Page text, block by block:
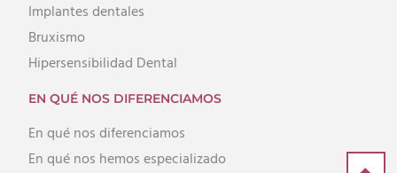
Implantes dentales
Bruxismo
Hipersensibilidad Dental
EN QUÉ NOS DIFERENCIAMOS
En qué nos diferenciamos
En qué nos hemos especializado